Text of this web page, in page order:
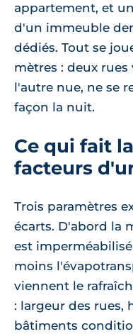
appartement, et
d'un immeuble
dédiés. Tout se
mètres : deux
l'autre nue, ne se
façon la nuit.
Ce qui fait
facteurs
Trois paramètres
écarts. D'abord la
est
moins
viennent le
: largeur des rues,
bâtiments